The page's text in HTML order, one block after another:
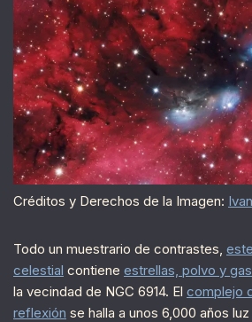
Créditos y Derechos de la Imagen:
Todo un muestrario de contrastes,
celestial contiene estrellas, polvo y
la vecindad de NGC 6914. El complejo
reflexión se halla a unos 6,000 años